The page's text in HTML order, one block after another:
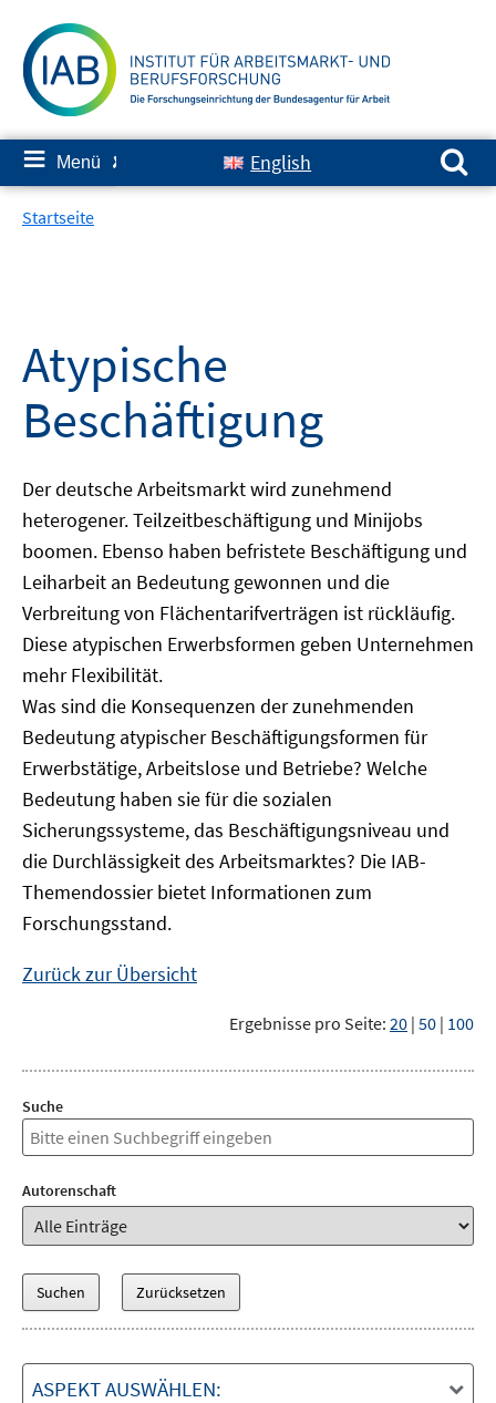
zum
Inhalt
≡ Menü ✘ English
Suchen nach:
Startseite
Atypische
Beschäftigung
Der deutsche Arbeitsmarkt wird zunehmend
heterogener. Teilzeitbeschäftigung und Minijobs
boomen. Ebenso haben befristete Beschäftigung und
Leiharbeit an Bedeutung gewonnen und die
Verbreitung von Flächentarifverträgen ist rückläufig.
Diese atypischen Erwerbsformen geben Unternehmen
mehr Flexibilität.
Was sind die Konsequenzen der zunehmenden
Bedeutung atypischer Beschäftigungsformen für
Erwerbstätige, Arbeitslose und Betriebe? Welche
Bedeutung haben sie für die sozialen
Sicherungssysteme, das Beschäftigungsniveau und
die Durchlässigkeit des Arbeitsmarktes? Die IAB-
Themendossier bietet Informationen zum
Forschungsstand.
Zurück zur Übersicht
Ergebnisse pro Seite: 20 | 50 | 100
Suche
Autorenschaft
ASPEKT AUSWÄHLEN: